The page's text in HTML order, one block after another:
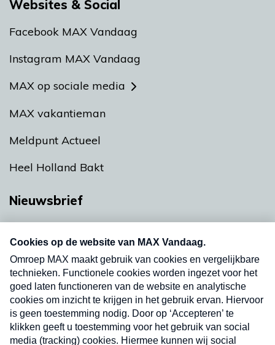
Websites & Social
Facebook MAX Vandaag
Instagram MAX Vandaag
MAX op sociale media
MAX vakantieman
Meldpunt Actueel
Heel Holland Bakt
Nieuwsbrief
nieuwsbrief. Elke vrijdag- en dinsdagochtend in
uw mailbox.
Verzend